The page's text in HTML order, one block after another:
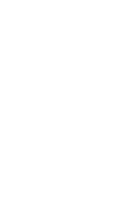
10年間、在籍してい
書には「当たり前」
強烈な体験や人生観
わえる作品もある
つ書かれていない。
ストセラーになって
私たちは多くの場
ること以外は、なる
の脳は、瞬時に楽な
ても過言ではないだ